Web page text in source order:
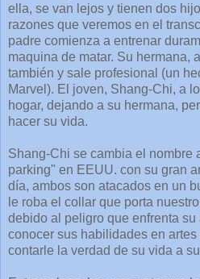
ella, se van lejos y tienen dos
razones que veremos en el
padre comienza a entrenar
maquina de matar. Su hermana,
también y sale profesional (un
Marvel). El joven, Shang-Chi, a
hogar, dejando a su hermana,
hacer su vida.
Shang-Chi se cambia el nombre
parking" en EEUU. con su gran
día, ambos son atacados en un
le roba el collar que porta
debido al peligro que enfrenta su
conocer sus habilidades en
contarle la verdad de su vida a